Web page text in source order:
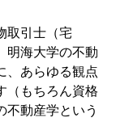
取引士（宅
明海大学の不動
、あらゆる観点
（もちろん資格
不動産学という